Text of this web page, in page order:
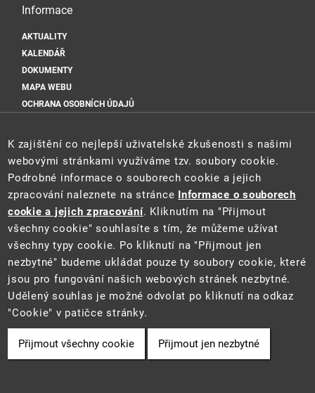
Informace
AKTUALITY
KALENDÁŘ
DOKUMENTY
MAPA WEBU
OCHRANA OSOBNÍCH ÚDAJŮ
Rychlé odkazy
OTÁZKY A ODPOVĚDI
SEMINÁŘE K IRZ
ODKAZY
IS INTEGROVANÉ PREVENCE
Sociální sítě MŽP
Sociální sítě Cenia
K zajištění co nejlepší uživatelské zkušenosti s našimi
webovými stránkami využíváme tzv. soubory cookie.
Podrobné informace o souborech cookie a jejich
zpracování naleznete na stránce Informace o souborech
cookie a jejich zpracování. Kliknutím na "Přijmout
všechny cookie" souhlasíte s tím, že můžeme užívat
všechny typy cookie. Po kliknutí na "Přijmout jen
nezbytné" budeme ukládat pouze ty soubory cookie, které
jsou pro fungování našich webových stránek nezbytné.
Udělený souhlas je možné odvolat po kliknutí na odkaz
"Cookie" v patičce stránky.
Přijmout všechny cookie Přijmout jen nezbytné